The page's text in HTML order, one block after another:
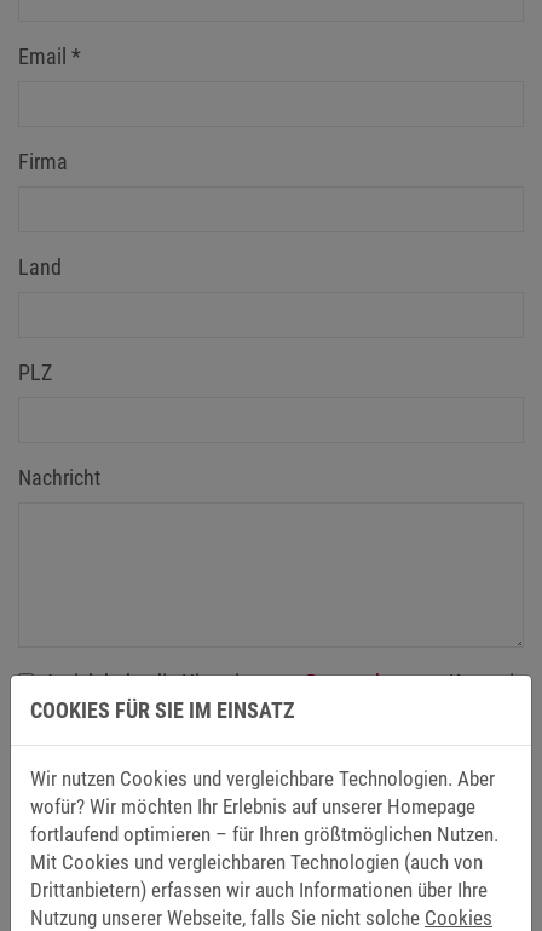
Email *
Firma
Land
PLZ
Nachricht
Ja, ich habe die Hinweise zumDatenschutzzur Kenntnis
genommen und bin mit der Verarbeitung meiner Daten
zum Zwecke der Kontaktaufnahme per E-Mail
einverstanden. Die Erteilung der Einwilligung i.S.v. Art. 6
Abs. 1 S. 1 lit. a) DSGVO ist freiwillig und meine einmal
erteilte Einwilligung kann jederzeit mit Wirkung für die
Zukunft widerrufen werden.*
COOKIES FÜR SIE IM EINSATZ
Wir nutzen Cookies und vergleichbare Technologien. Aber
wofür? Wir möchten Ihr Erlebnis auf unserer Homepage
fortlaufend optimieren – für Ihren größtmöglichen Nutzen.
Mit Cookies und vergleichbaren Technologien (auch von
Drittanbietern) erfassen wir auch Informationen über Ihre
Nutzung unserer Webseite, falls Sie nicht solche Cookies